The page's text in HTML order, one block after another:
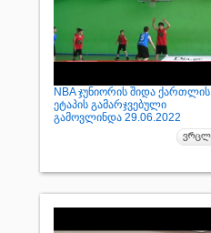
NBA ჯუნიორის შიდა ქართლის
ეტაპის გამარჯვებული
გამოვლინდა 29.06.2022